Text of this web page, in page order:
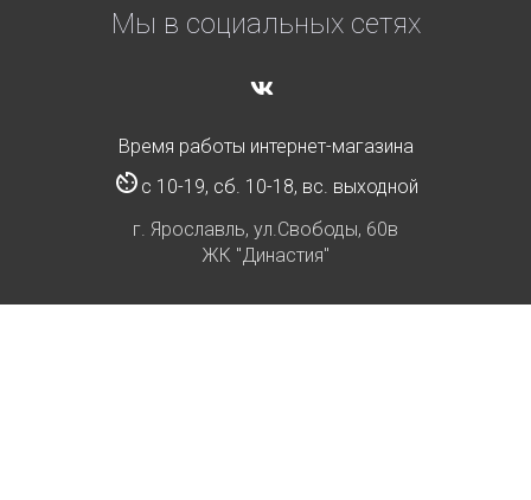
Мы в социальных сетях
Время работы интернет-магазина
с 10-19, сб. 10-18, вс. выходной
г. Ярославль, ул.Свободы, 60в
ЖК "Династия"